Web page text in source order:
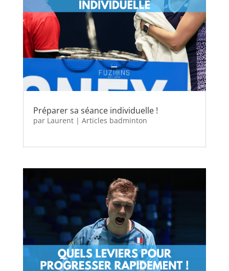
Préparer sa séance individuelle !
par Laurent| Articles badminton